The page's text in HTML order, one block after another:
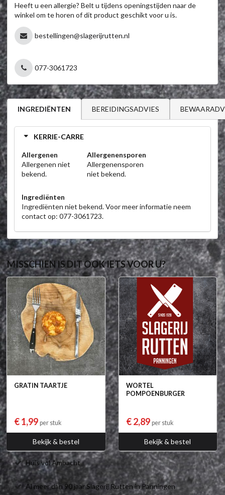
Heeft u een allergie? Belt u tijdens openingstijden naar de
winkel om te horen of dit product geschikt voor u is.
bestellingen@slagerijrutten.nl
077-3061723
INGREDIËNTEN BEREIDINGSADVIES
KERRIE-CARRE
Allergenen
Allergenen niet
bekend.
Allergenensporen
Allergenensporen
niet bekend.
Ingrediënten
Ingrediënten niet bekend. Voor meer informatie neem
contact op: 077-3061723.
MISSCHIEN IS DIT OOK IETS VOOR U?
GRATIN TAARTJE
€ 1,99 per stuk
Bekijk & bestel
WORTEL
POMPOENBURGER
€ 2,89 per stuk
Bekijk & bestel
Huis vol Ambacht
Al meer dan 90 jaar Slagerij Rutten in Panningen